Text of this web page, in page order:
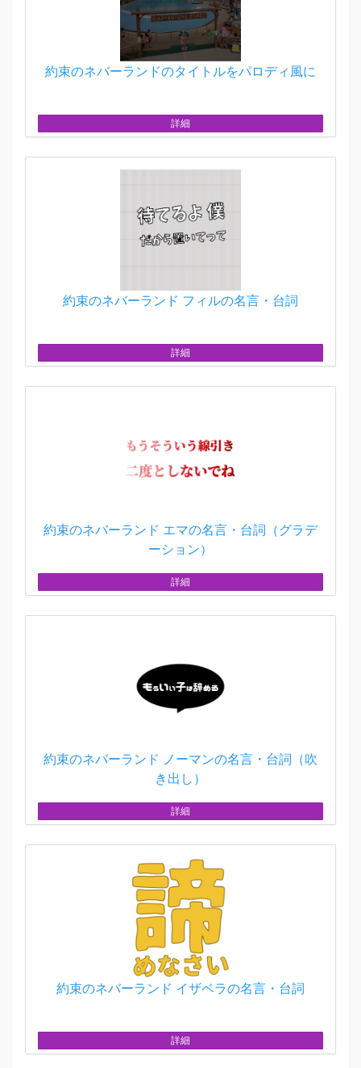
約束のネバーランドのタイトルをパロディ風に
詳細
約束のネバーランド フィルの名言・台詞
詳細
約束のネバーランド エマの名言・台詞（グラデ
ーション）
詳細
約束のネバーランド ノーマンの名言・台詞（吹
き出し）
詳細
約束のネバーランド イザベラの名言・台詞
詳細